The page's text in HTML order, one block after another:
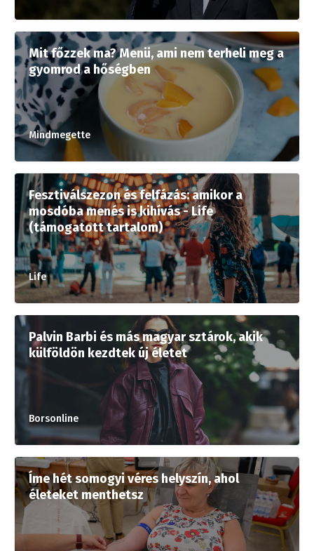
Mit főzzek ma? Menü, ami nem terheli meg a
gyomrod a hőségben
Mindmegette
Fesztiválszezon és felfázás: amikor a
mosdóba menés is kihívás - Life
(támogatott tartalom)
Life
Palvin Barbi és más magyar sztárok, akik
külföldön kezdtek új életet
Borsonline
Íme hét somogyi véres helyszín, ahol
életeket menthetsz